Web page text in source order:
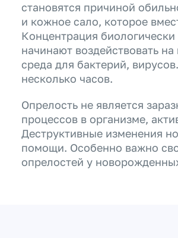
становятся причиной
и кожное сало, которое
Концентрация
начинают воздействовать
среда для бактерий,
несколько часов.
Опрелость не является
процессов в организме,
Деструктивные изменения
помощи. Особенно важно
опрелостей у